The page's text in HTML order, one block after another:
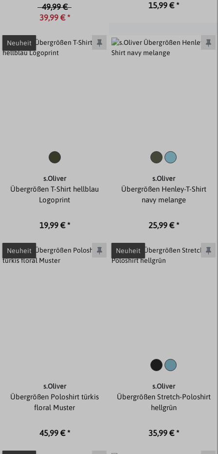
49,99 €
39,99 € *
15,99 € *
Neuheit
s.Oliver
Übergrößen T-Shirt hellblau
Logoprint
19,99 € *
s.Oliver
Übergrößen Henley-T-Shirt
navy melange
25,99 € *
Neuheit
s.Oliver
Übergrößen Poloshirt türkis
floral Muster
45,99 € *
Neuheit
s.Oliver
Übergrößen Stretch-Poloshirt
hellgrün
35,99 € *